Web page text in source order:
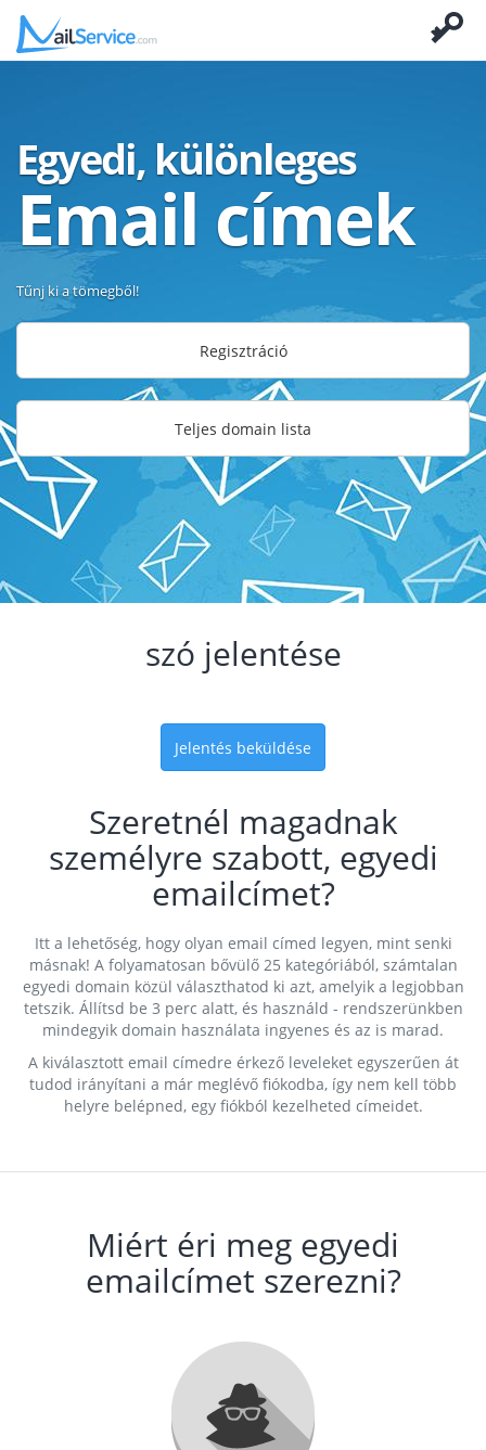
Egyedi, különleges
Email címek
Tűnj ki a tömegből!
Regisztráció
Teljes domain lista
szó jelentése
Jelentés beküldése
Szeretnél magadnak
személyre szabott, egyedi
emailcímet?
Itt a lehetőség, hogy olyan email címed legyen, mint senki
másnak! A folyamatosan bővülő 25 kategóriából, számtalan
egyedi domain közül választhatod ki azt, amelyik a legjobban
tetszik. Állítsd be 3 perc alatt, és használd - rendszerünkben
mindegyik domain használata ingyenes és az is marad.
A kiválasztott email címedre érkező leveleket egyszerűen át
tudod irányítani a már meglévő fiókodba, így nem kell több
helyre belépned, egy fiókból kezelheted címeidet.
Miért éri meg egyedi
emailcímet szerezni?